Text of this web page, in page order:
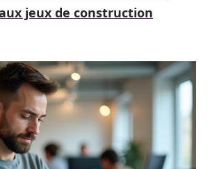
jeux de construction